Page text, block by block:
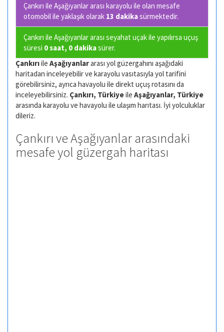
Çankırı ile Aşağıyanlar arası karayolu ile olan mesafe
otomobil ile yaklaşık olarak 13 dakikasürmektedir.
Çankırı ile Aşağıyanlar arası seyahat uçak ile yapılırsa uçuş
süresi 0 saat, 0 dakikasürer.
Çankırıile Aşağıyanlararası yol güzergahını aşağıdaki
haritadan inceleyebilir ve karayolu vasıtasıyla yol tarifini
görebilirsiniz, ayrıca havayolu ile direkt uçuş rotasını da
inceleyebilirsiniz. Çankırı, Türkiyeile Aşağıyanlar, Türkiye
arasında karayolu ve havayolu ile ulaşım harıtası. İyi yolculuklar
dileriz.
Çankırı ve Aşağıyanlar arasındaki
mesafe yol güzergah haritası